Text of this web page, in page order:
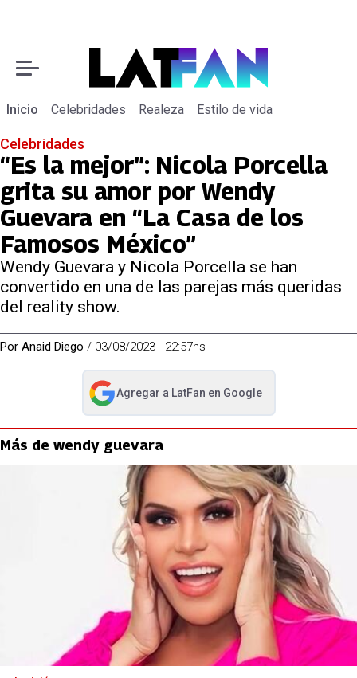
Inicio Celebridades Realeza Estilo de vida
Celebridades
“Es la mejor”: Nicola Porcella
grita su amor por Wendy
Guevara en “La Casa de los
Famosos México”
Wendy Guevara y Nicola Porcella se han
convertido en una de las parejas más queridas
del reality show.
Por Anaid Diego / 03/08/2023 - 22:57hs
Agregar a LatFan en Google
abre en nueva pestaña
Más de wendy guevara